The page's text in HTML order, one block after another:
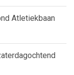
Atletiekbaan